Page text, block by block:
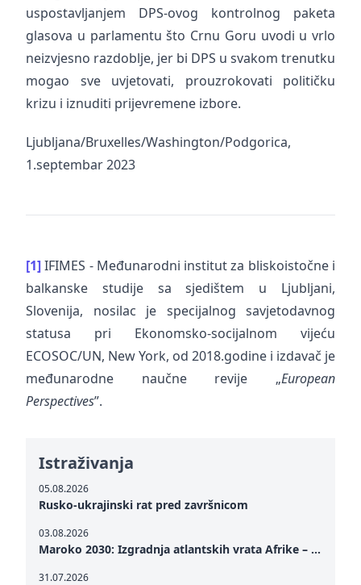
uspostavljanjem DPS-ovog kontrolnog paketa
glasova u parlamentu što Crnu Goru uvodi u vrlo
neizvjesno razdoblje, jer bi DPS u svakom trenutku
mogao sve uvjetovati, prouzrokovati političku
krizu i iznuditi prijevremene izbore.
Ljubljana/Bruxelles/Washington/Podgorica,
1.septembar 2023
[1]IFIMES - Međunarodni institut za bliskoistočne i
balkanske studije sa sjedištem u Ljubljani,
Slovenija, nosilac je specijalnog savjetodavnog
statusa pri Ekonomsko-socijalnom vijeću
ECOSOC/UN, New York, od 2018.godine i izdavač je
međunarodne naučne revije „European
Perspectives”.
Istraživanja
05.08.2026
Rusko-ukrajinski rat pred završnicom
03.08.2026
Maroko 2030: Izgradnja atlantskih vrata Afrike – od Tangera u Mediteranu do novog geopolitičkog koridora
31.07.2026